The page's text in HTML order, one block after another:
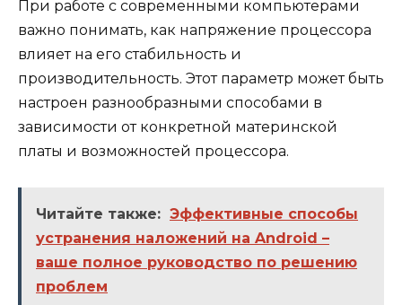
При работе с современными компьютерами
важно понимать, как напряжение процессора
влияет на его стабильность и
производительность. Этот параметр может быть
настроен разнообразными способами в
зависимости от конкретной материнской
платы и возможностей процессора.
Читайте также: Эффективные способы
устранения наложений на Android –
ваше полное руководство по решению
проблем